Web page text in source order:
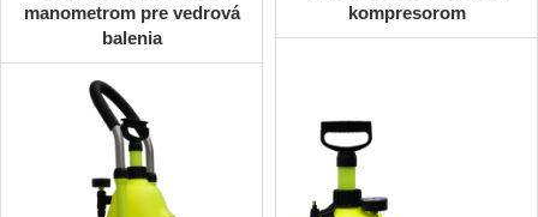
manometrom pre vedrová
balenia
kompresorom